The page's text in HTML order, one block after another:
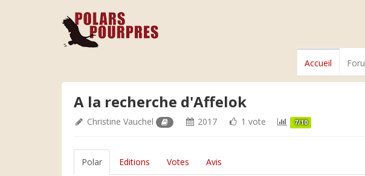
Accueil
A la recherche d'Affelok
Christine Vauchel 2017 1 vote 7/10
Polar Editions Votes Avis